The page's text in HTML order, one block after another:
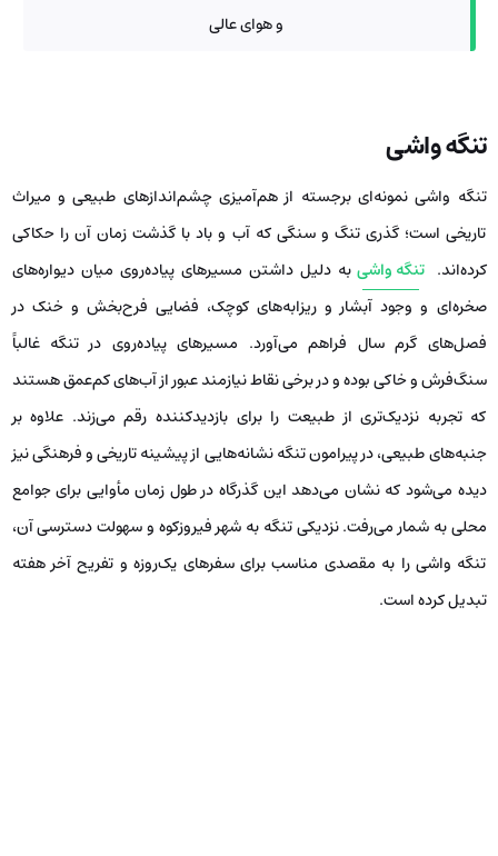
و هوای عالی
تنگه واشی
تنگه واشی نمونه‌ای برجسته از هم‌آمیزی چشم‌اندازهای طبیعی و میراث
تاریخی است؛ گذری تنگ و سنگی که آب و باد با گذشت زمان آن را حکاکی
کرده‌اند. تنگه واشی به دلیل داشتن مسیرهای پیاده‌روی میان دیواره‌های
صخره‌ای و وجود آبشار و ریزابه‌های کوچک، فضایی فرح‌بخش و خنک در
فصل‌های گرم سال فراهم می‌آورد. مسیرهای پیاده‌روی در تنگه غالباً
سنگ‌فرش و خاکی بوده و در برخی نقاط نیازمند عبور از آب‌های کم‌عمق هستند
که تجربه نزدیک‌تری از طبیعت را برای بازدیدکننده رقم می‌زند. علاوه بر
جنبه‌های طبیعی، در پیرامون تنگه نشانه‌هایی از پیشینه تاریخی و فرهنگی نیز
دیده می‌شود که نشان می‌دهد این گذرگاه در طول زمان مأوایی برای جوامع
محلی به شمار می‌رفت. نزدیکی تنگه به شهر فیروزکوه و سهولت دسترسی آن،
تنگه واشی را به مقصدی مناسب برای سفرهای یک‌روزه و تفریح آخر هفته
تبدیل کرده است.